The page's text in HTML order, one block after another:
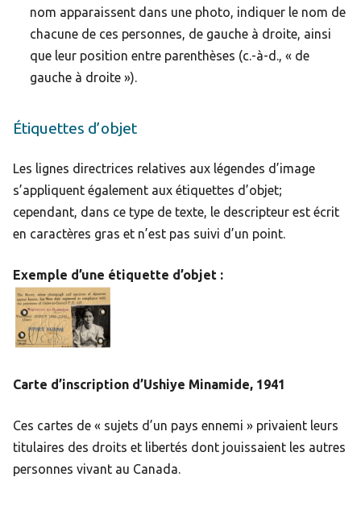
nom apparaissent dans une photo, indiquer le nom de
chacune de ces personnes, de gauche à droite, ainsi
que leur position entre parenthèses (c.-à-d., « de
gauche à droite »).
Étiquettes d’objet
Les lignes directrices relatives aux légendes d’image
s’appliquent également aux étiquettes d’objet;
cependant, dans ce type de texte, le descripteur est écrit
en caractères gras et n’est pas suivi d’un point.
Exemple d’une étiquette d’objet :
Carte d’inscription d’Ushiye Minamide, 1941
Ces cartes de « sujets d’un pays ennemi » privaient leurs
titulaires des droits et libertés dont jouissaient les autres
personnes vivant au Canada.